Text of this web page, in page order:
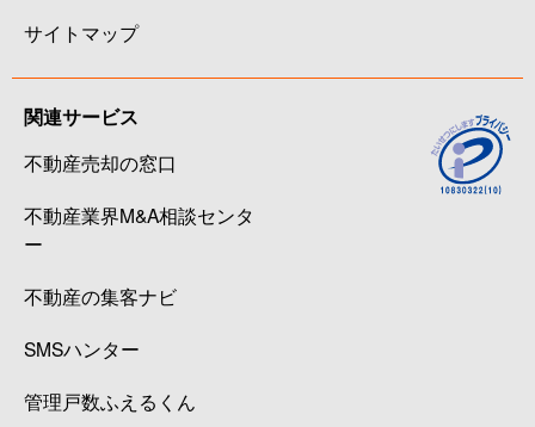
サイトマップ
関連サービス
不動産売却の窓口
不動産業界M&A相談センタ
ー
不動産の集客ナビ
SMSハンター
管理戸数ふえるくん